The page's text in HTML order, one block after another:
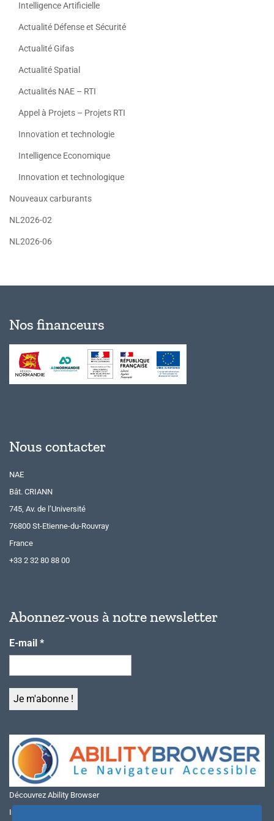
Intelligence Artificielle
Actualité Défense et Sécurité
Actualité Gifas
Actualité Spatial
Actualités NAE – RTI
Appel à Projets – Projets RTI
Innovation et technologie
Intelligence Economique
Innovation et technologique
Nouveaux carburants
NL2026-02
NL2026-06
Nos financeurs
Nous contacter
NAE
Bât. CRIANN
745, Av. de l’Université
76800 St-Etienne-du-Rouvray
France
+33 2 32 80 88 00
Abonnez-vous à notre newsletter
E-mail *
Découvrez Ability Browser
Installer Ability Browser sur Windows